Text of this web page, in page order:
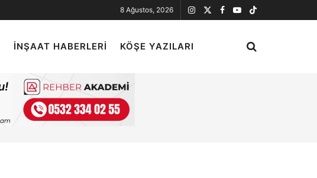
8 Ağustos, 2026
İNŞAAT HABERLERI KÖŞE YAZILARI